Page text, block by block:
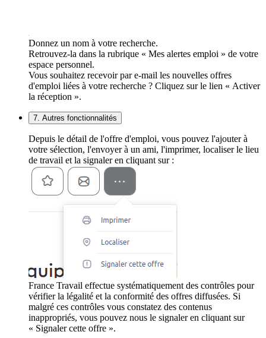
Donnez un nom à votre recherche.
Retrouvez-la dans la rubrique « Mes alertes emploi » de votre
espace personnel.
Vous souhaitez recevoir par e-mail les nouvelles offres
d'emploi liées à votre recherche ? Cliquez sur le lien « Activer
la réception ».
7. Autres fonctionnalités
Depuis le détail de l'offre d'emploi, vous pouvez l'ajouter à
votre sélection, l'envoyer à un ami, l'imprimer, localiser le lieu
de travail et la signaler en cliquant sur :
France Travail effectue systématiquement des contrôles pour
vérifier la légalité et la conformité des offres diffusées. Si
malgré ces contrôles vous constatez des contenus
inappropriés, vous pouvez nous le signaler en cliquant sur
« Signaler cette offre ».